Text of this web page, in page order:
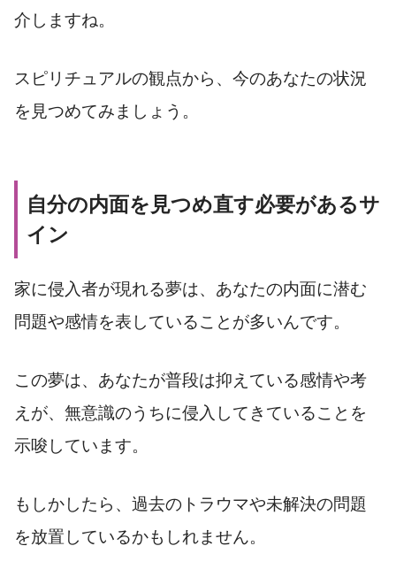
介しますね。
スピリチュアルの観点から、今のあなたの状況
を見つめてみましょう。
自分の内面を見つめ直す必要があるサ
イン
家に侵入者が現れる夢は、あなたの内面に潜む
問題や感情を表していることが多いんです。
この夢は、あなたが普段は抑えている感情や考
えが、無意識のうちに侵入してきていることを
示唆しています。
もしかしたら、過去のトラウマや未解決の問題
を放置しているかもしれません。